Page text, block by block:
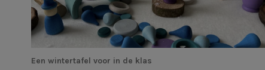
Een wintertafel voor in de klas